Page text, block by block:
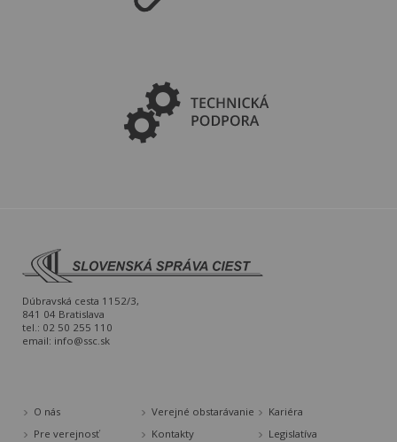
Dúbravská cesta 1152/3,
841 04 Bratislava
tel.: 02 50 255 110
email: info@ssc.sk
O nás Verejné obstarávanie
Kariéra
Pre verejnosť
Kontakty
Legislatíva